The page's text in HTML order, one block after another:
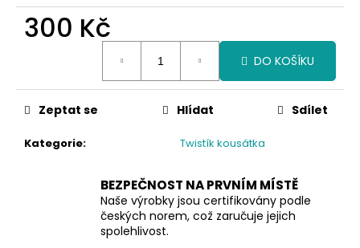
300 Kč
DO KOŠÍKU
Kategorie: Twistík kousátka
Zeptat se Hlídat Sdílet
BEZPEČNOST NA PRVNÍM MÍSTĚ
Naše výrobky jsou certifikovány podle
českých norem, což zaručuje jejich
spolehlivost.